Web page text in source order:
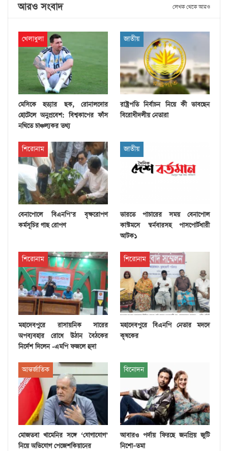
আরও সংবাদ লেখক থেকে আরও
খেলাধুলা
মেসিকে হত্যার ছক, রোনালদোর
হোটেলে অনুপ্রবেশ: বিশ্বকাপের ফাঁস
নথিতে চাঞ্চল্যকর তথ্য
জাতীয়
রাষ্ট্রপতি নির্বাচন নিয়ে কী ভাবছেন
বিরোধীদলীয় নেতারা
শিরোনাম
বেনাপোলে বিএনপি’র বৃক্ষরোপণ
কর্মসূচির গাছ রোপণ
জাতীয়
ভারতে পাচারের সময় বেনাপোল
কাস্টমসে স্বর্নবারসহ পাসপোর্টধারী
আটক১
শিরোনাম
মহাদেবপুরে রাসায়নিক সারের
অপব্যবহার রোধে উঠান বৈঠকের
নির্দেশ দিলেন -এমপি ফজলে হুদা
শিরোনাম
মহাদেবপুরে বিএনপি নেতার মদদে
কৃষকের
আন্তর্জাতিক
মোজতবা খামেনির সঙ্গে ‘যোগাযোগ’
নিয়ে অভিযোগ পেজেশকিয়ানের
বিনোদন
আবারও পর্দায় ফিরছে জনপ্রিয় জুটি
নিশো–তমা